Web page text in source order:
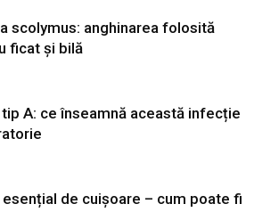
scolymus: anghinarea folosită
ficat și bilă
tip A: ce înseamnă această infecție
esențial de cuișoare – cum poate fi